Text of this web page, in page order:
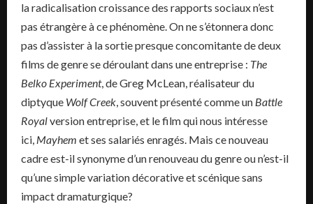
la radicalisation croissance des rapports sociaux n’est
pas étrangère à ce phénomène. On ne s’étonnera donc
pas d’assister à la sortie presque concomitante de deux
films de genre se déroulant dans une entreprise : The
Belko Experiment, de Greg McLean, réalisateur du
diptyque Wolf Creek, souvent présenté comme un Battle
Royalversion entreprise, et le film qui nous intéresse
ici, Mayhem et ses salariés enragés. Mais ce nouveau
cadre est-il synonyme d’un renouveau du genre ou n’est-il
qu’une simple variation décorative et scénique sans
impact dramaturgique?